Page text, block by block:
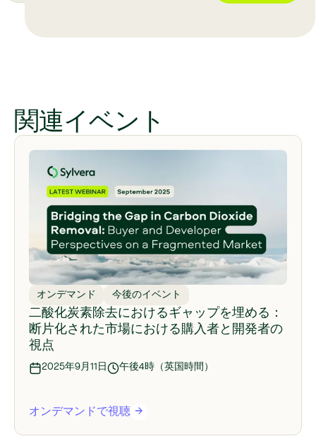
関連イベント
オンデマンド 今後のイベント
二酸化炭素除去におけるギャップを埋める：
断片化された市場における購入者と開発者の
視点
2025年9月11日 午後4時（英国時間）
オンデマンドで視聴